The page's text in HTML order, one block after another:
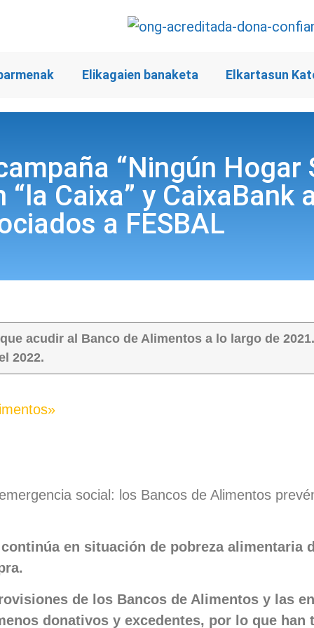
Elikagaien banaketa Elkartasun
“Ningún Hogar
Caixa” y CaixaBank
a FESBAL
acudir al Banco de Alimentos a lo largo de
2022.
social: los Bancos de Alimentos
en situación de pobreza alimentaria
de los Bancos de Alimentos y las
donativos y excedentes, por lo que han